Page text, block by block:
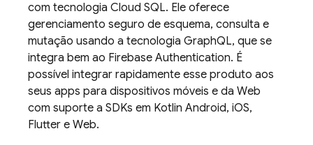
com tecnologia Cloud SQL. Ele oferece
gerenciamento seguro de esquema, consulta e
mutação usando a tecnologia GraphQL, que se
integra bem ao Firebase Authentication. É
possível integrar rapidamente esse produto aos
seus apps para dispositivos móveis e da Web
com suporte a SDKs em Kotlin Android, iOS,
Flutter e Web.